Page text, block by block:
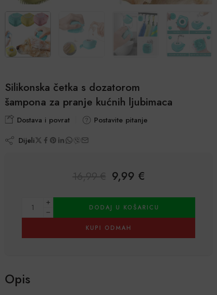
Silikonska četka s dozatorom
šampona za pranje kućnih ljubimaca
Dostava i povrat Postavite pitanje
Dijeli
9,99 €
DODAJ U KOŠARICU
KUPI ODMAH
Alternative:
Opis